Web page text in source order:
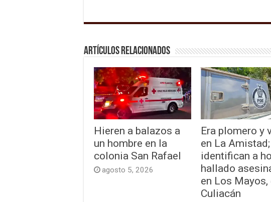
Artículos relacionados
Hieren a balazos a
un hombre en la
colonia San Rafael
agosto 5, 2026
Era plomero y
en La Amistad;
identifican a
hallado
en Los Mayos,
Culiacán